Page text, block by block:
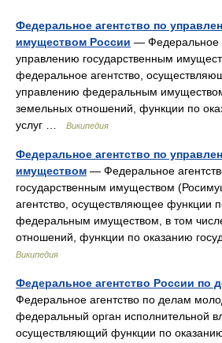
Федеральное агентство по
имуществом России — Федеральное
управлению государственным
федеральное агентство,
управлению федеральным
земельных отношений, функции по
услуг …
Википедия
Федеральное агентство по
имуществом — Федеральное
государственным имуществом
агентство, осуществляющее функции
федеральным имуществом, в том
отношений, функции по оказанию
Википедия
Федеральное агентство России по
Федеральное агентство по делам
федеральный орган исполнительной
осуществляющий функции по оказанию